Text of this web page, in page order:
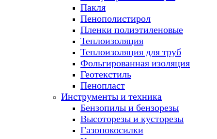
Пакля
Пенополистирол
Пленки полиэтиленовые
Теплоизоляция
Теплоизоляция для труб
Фольгированная изоляция
Геотекстиль
Пенопласт
Инструменты и техника
Бензопилы и бензорезы
Высоторезы и кусторезы
Газонокосилки